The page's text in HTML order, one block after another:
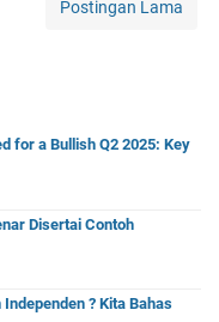
Postingan Lama
for a Bullish Q2 2025: Key
Disertai Contoh
? Kita Bahas